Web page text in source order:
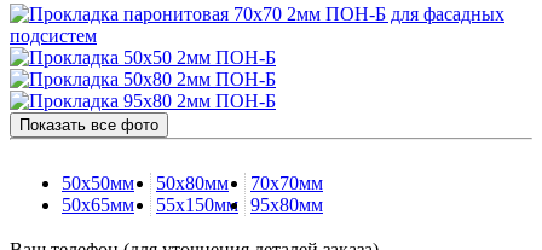
Показать все фото
50х50мм
50х65мм
50х80мм
55х150мм
70х70мм
95х80мм